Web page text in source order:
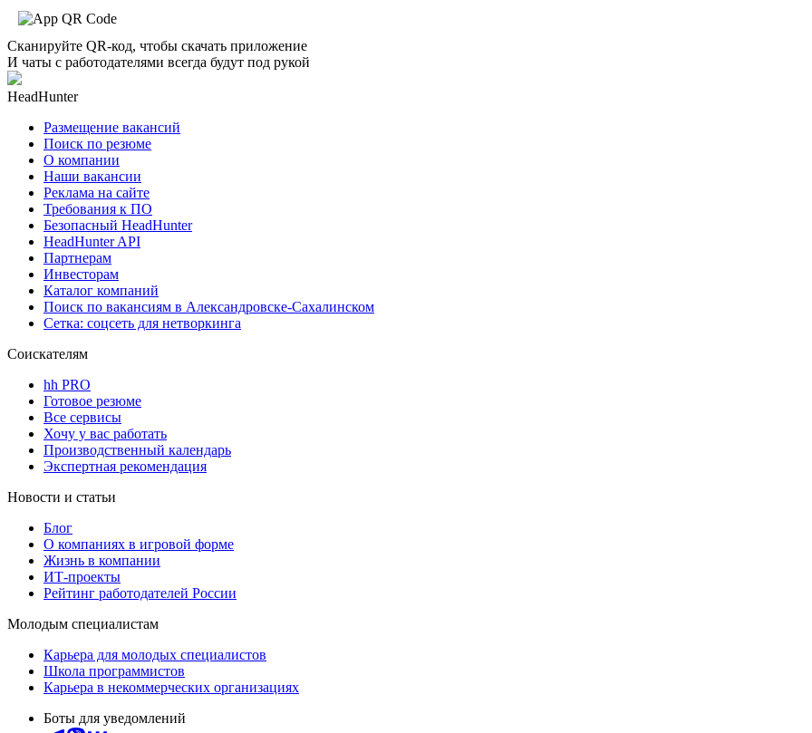
Сканируйте QR-код, чтобы скачать приложение
И чаты с работодателями всегда будут под рукой
HeadHunter
Размещение вакансий
Поиск по резюме
О компании
Наши вакансии
Реклама на сайте
Требования к ПО
Безопасный HeadHunter
HeadHunter API
Партнерам
Инвесторам
Каталог компаний
Поиск по вакансиям в Александровске-Сахалинском
Сетка: соцсеть для нетворкинга
Соискателям
hh PRO
Готовое резюме
Все сервисы
Хочу у вас работать
Производственный календарь
Экспертная рекомендация
Новости и статьи
Блог
О компаниях в игровой форме
Жизнь в компании
ИТ-проекты
Рейтинг работодателей России
Молодым специалистам
Карьера для молодых специалистов
Школа программистов
Карьера в некоммерческих организациях
Боты для уведомлений